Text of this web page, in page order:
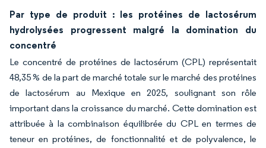
Par type de produit : les protéines de lactosérum
hydrolysées progressent malgré la domination du
concentré
Le concentré de protéines de lactosérum (CPL) représentait
48,35 % de la part de marché totale sur le marché des protéines
de lactosérum au Mexique en 2025, soulignant son rôle
important dans la croissance du marché. Cette domination est
attribuée à la combinaison équilibrée du CPL en termes de
teneur en protéines, de fonctionnalité et de polyvalence, le